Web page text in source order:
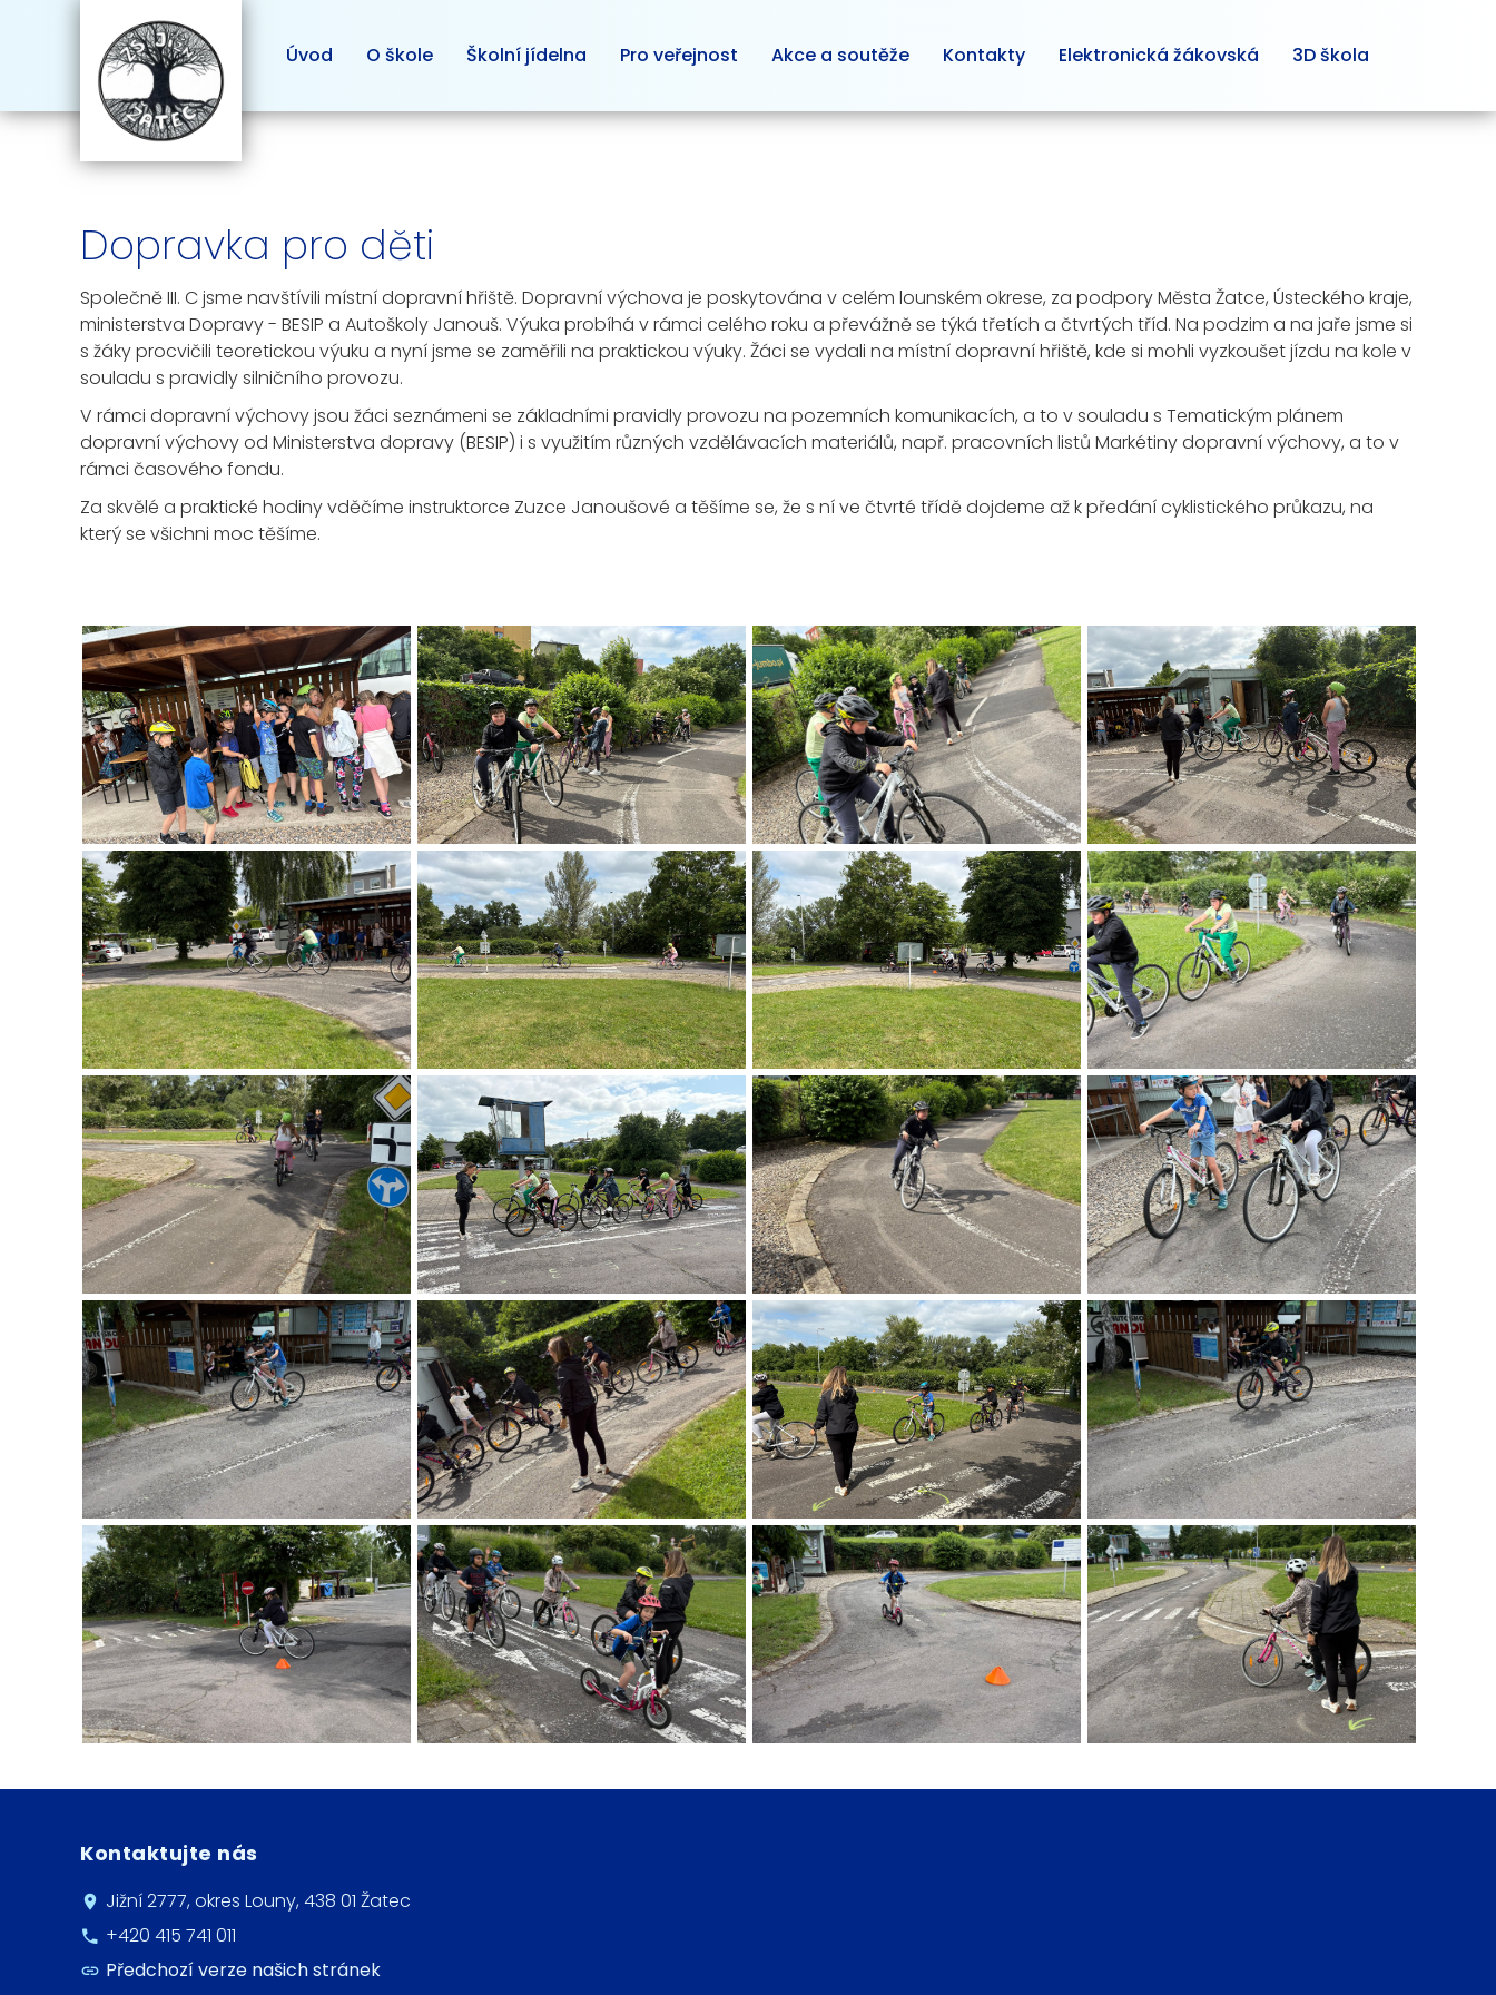
Úvod O škole Školní jídelna Pro veřejnost Akce a soutěže Kontakty Elektronická žákovská 3D škola
Dopravka pro děti
Společně III. C jsme navštívili místní dopravní hřiště. Dopravní výchova je poskytována v celém lounském okrese, za podpory Města Žatce, Ústeckého kraje,
ministerstva Dopravy - BESIP a Autoškoly Janouš. Výuka probíhá v rámci celého roku a převážně se týká třetích a čtvrtých tříd. Na podzim a na jaře jsme si
s žáky procvičili teoretickou výuku a nyní jsme se zaměřili na praktickou výuky. Žáci se vydali na místní dopravní hřiště, kde si mohli vyzkoušet jízdu na kole v
souladu s pravidly silničního provozu.
V rámci dopravní výchovy jsou žáci seznámeni se základními pravidly provozu na pozemních komunikacích, a to v souladu s Tematickým plánem
dopravní výchovy od Ministerstva dopravy (BESIP) i s využitím různých vzdělávacích materiálů, např. pracovních listů Markétiny dopravní výchovy, a to v
rámci časového fondu.
Za skvělé a praktické hodiny vděčíme instruktorce Zuzce Janoušové a těšíme se, že s ní ve čtvrté třídě dojdeme až k předání cyklistického průkazu, na
který se všichni moc těšíme.
Kontaktujte nás
Jižní 2777, okres Louny, 438 01 Žatec
+420 415 741 011
Předchozí verze našich stránek